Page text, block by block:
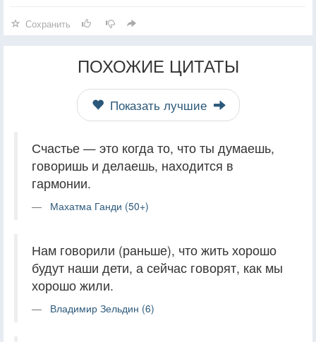
Сохранить
ПОХОЖИЕ ЦИТАТЫ
Показать лучшие
Счастье — это когда то, что ты думаешь,
говоришь и делаешь, находится в
гармонии.
Махатма Ганди (50+)
Нам говорили (раньше), что жить хорошо
будут наши дети, а сейчас говорят, как мы
хорошо жили.
Владимир Зельдин (6)